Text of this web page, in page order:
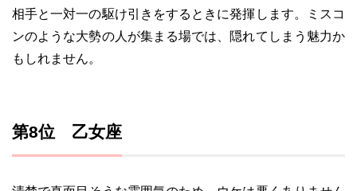
相手と一対一の駆け引きをするときに発揮します。ミスコ
ンのような大勢の人が集まる場では、隠れてしまう魅力か
もしれません。
第8位 乙女座